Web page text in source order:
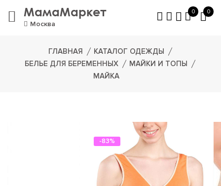
МамаМаркет
Москва
0 0
ГЛАВНАЯ
КАТАЛОГ ОДЕЖДЫ
БЕЛЬЕ ДЛЯ БЕРЕМЕННЫХ
МАЙКИ И ТОПЫ
МАЙКА
-83%